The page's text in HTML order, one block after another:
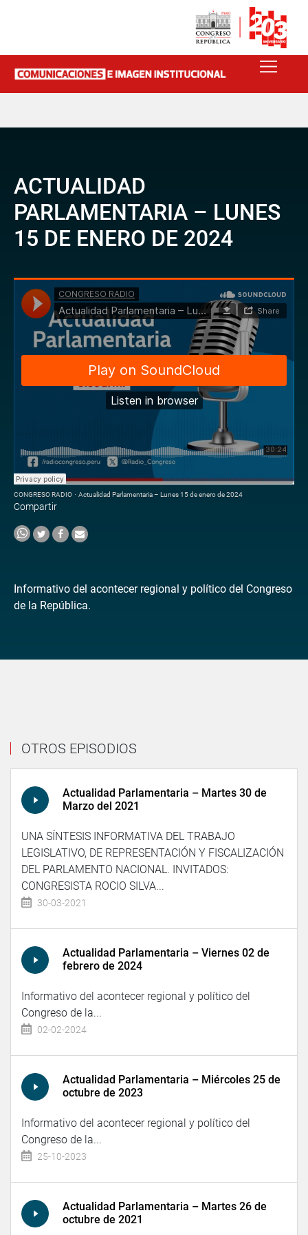
ACTUALIDAD
PARLAMENTARIA – LUNES
15 DE ENERO DE 2024
CONGRESO RADIO · Actualidad Parlamentaria – Lunes 15 de enero de 2024
Compartir
Informativo del acontecer regional y político del Congreso
de la República.
OTROS EPISODIOS
Actualidad Parlamentaria – Martes 30 de
Marzo del 2021
UNA SÍNTESIS INFORMATIVA DEL TRABAJO
LEGISLATIVO, DE REPRESENTACIÓN Y FISCALIZACIÓN
DEL PARLAMENTO NACIONAL. INVITADOS:
CONGRESISTA ROCIO SILVA...
30-03-2021
Actualidad Parlamentaria – Viernes 02 de
febrero de 2024
Informativo del acontecer regional y político del
Congreso de la...
02-02-2024
Actualidad Parlamentaria – Miércoles 25 de
octubre de 2023
Informativo del acontecer regional y político del
Congreso de la...
25-10-2023
Actualidad Parlamentaria – Martes 26 de
octubre de 2021